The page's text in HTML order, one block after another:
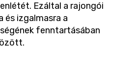
Ezáltal a rajongói
és izgalmasra a
fenntartásában